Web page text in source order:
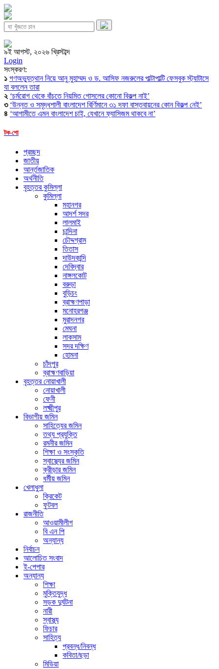
৯ই আগস্ট, ২০২৬ খ্রিস্টাব্দ
Login
সংস্করণ:
১ গণঅভ্যুত্থান নিয়ে আনু মুহাম্মদ ও ড. আসিফ নজরুলের পাল্টাপাল্টি ফেসবুক স্ট্যাটাসে
যা বললেন তারা
২ ‘চর্মরোগ থেকে বাঁচতে নিয়মিত গোসলের কোনো বিকল্প নাই’
৩ ‘উন্নত ও সমৃদ্ধশালী বাংলাদেশ বির্ণিমানে ৩১ দফা বাস্তবায়নের কোন বিকল্প নেই’
৪ ‘আগামীতে এমন বাংলাদেশ চাই, যেখানে ফ্যাসিজম থাকবে না’
টক-শো
প্রচ্ছদ
জাতীয়
আর্ন্তজাতিক
অর্থনীতি
বৃহত্তর কুমিল্লা
কুমিল্লা
মহানগর
আদর্শ সদর
লালমাই
চান্দিনা
চৌদ্দগ্রাম
তিতাস
দাউদকান্দি
দেবিদ্বার
নাঙ্গলকোট
বরুড়া
বুড়িচং
ব্রাহ্মণপাড়া
মনোহরগঞ্জ
মুরাদনগর
মেঘনা
লাকসাম
সদর দক্ষিণ
হোমনা
চাঁদপুর
ব্রাহ্মণবাড়িয়া
বৃহত্তর নোয়াখালী
নোয়াখালী
ফেনী
লক্ষ্মীপুর
বিভাগীয় জমিন
সাহিত্যের জমিন
তথ্য প্রযুক্তি
রমনীর জমিন
শিক্ষা ও সংস্কৃতি
স্বাস্থ্যের জমিন
ক্রীড়ার জমিন
ধর্মীয় জমিন
খেলাধুলা
ক্রিকেট
ফুটবল
রাজনীতি
আওয়ামীলীগ
বি এন পি
অন্যান্য
নির্বাচন
আলোচিত সংবাদ
ই-পেপার
অন্যান্য
শিক্ষা
মুক্তিযুদ্ধ
সড়ক দুর্ঘটনা
নারী
স্বাস্থ্য
ফিচার
সাহিত্য
প্রবন্ধ/নিবন্ধ
কবিতা/ছড়া
মিডিয়া